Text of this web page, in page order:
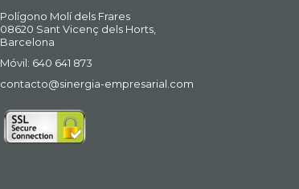
Polígono Molí dels Frares
08620 Sant Vicenç dels Horts,
Barcelona
Móvil: 640 641 873
contacto@sinergia-empresarial.com